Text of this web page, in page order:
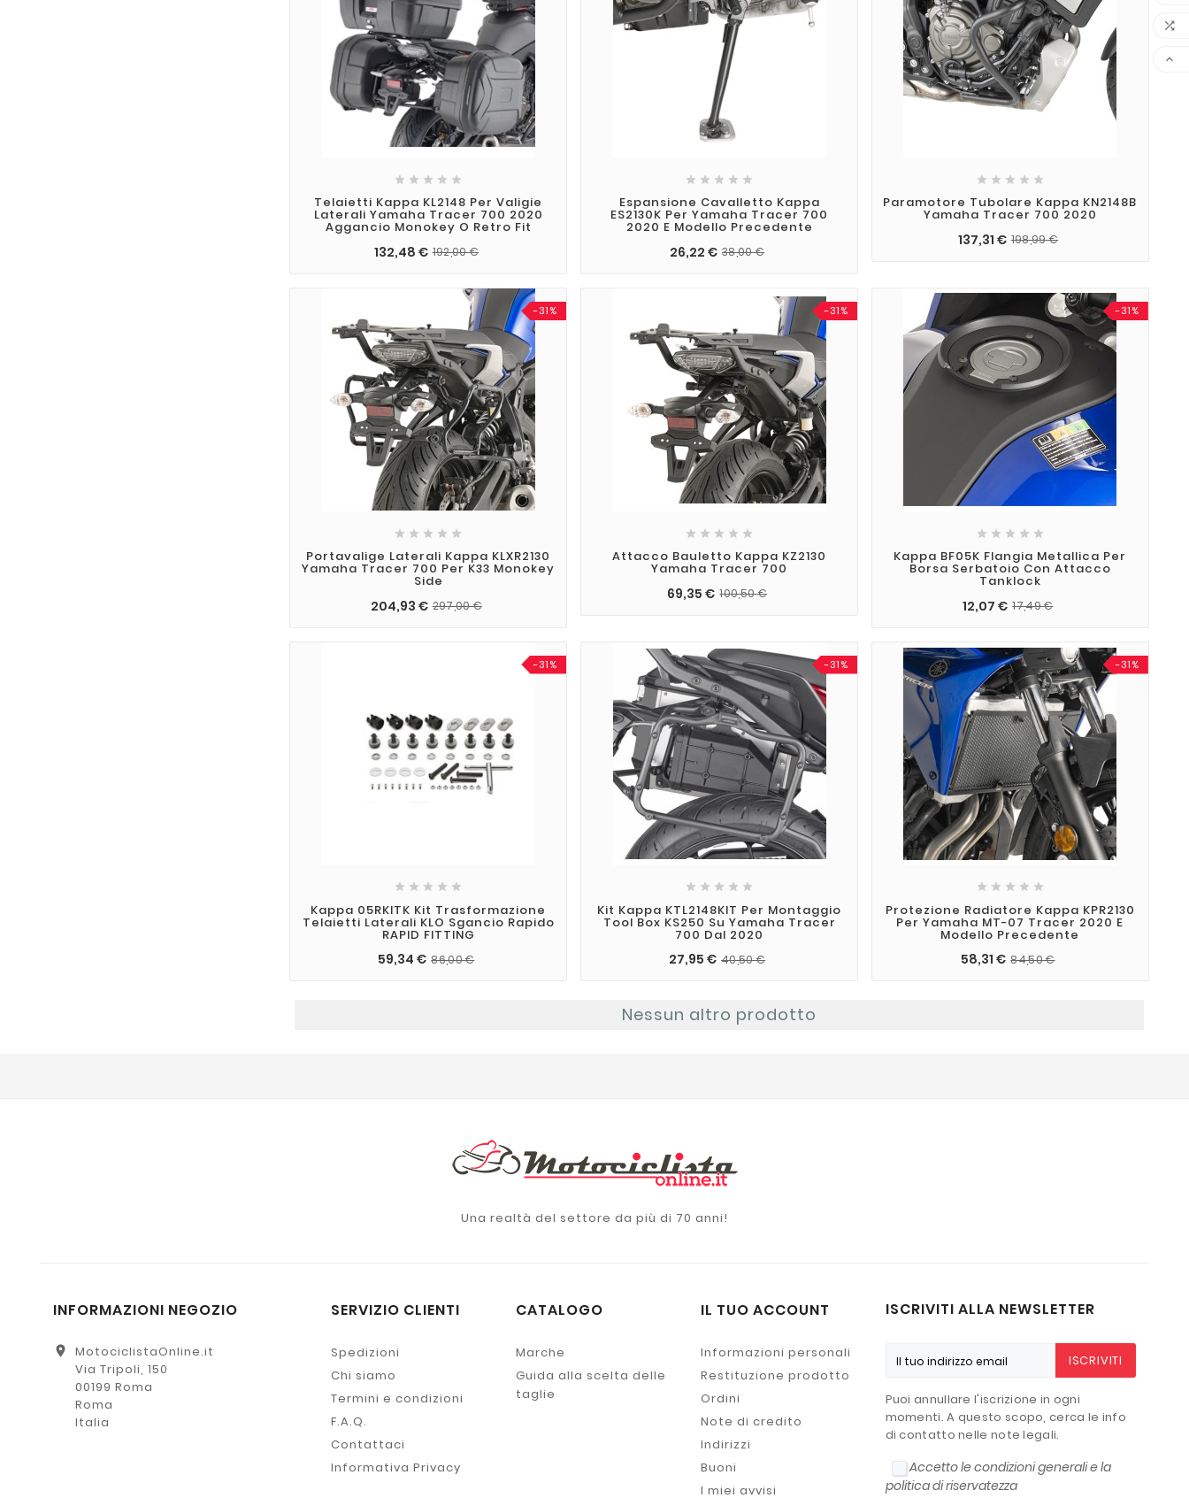
    
Telaietti Kappa KL2148 Per Valigie
Laterali Yamaha Tracer 700 2020
Aggancio Monokey O Retro Fit
132,48 € 192,00 €
    
Espansione Cavalletto Kappa
ES2130K Per Yamaha Tracer 700
2020 E Modello Precedente
26,22 € 38,00 €
    
Paramotore Tubolare Kappa KN2148B
Yamaha Tracer 700 2020
137,31 € 198,99 €
-31%
    
Portavalige Laterali Kappa KLXR2130
Yamaha Tracer 700 Per K33 Monokey
Side
204,93 € 297,00 €
-31%
    
Attacco Bauletto Kappa KZ2130
Yamaha Tracer 700
69,35 € 100,50 €
-31%
    
Kappa BF05K Flangia Metallica Per
Borsa Serbatoio Con Attacco
Tanklock
12,07 € 17,49 €
-31%
    
Kappa 05RKITK Kit Trasformazione
Telaietti Laterali KLO Sgancio Rapido
RAPID FITTING
59,34 € 86,00 €
-31%
    
Kit Kappa KTL2148KIT Per Montaggio
Tool Box KS250 Su Yamaha Tracer
700 Dal 2020
27,95 € 40,50 €
-31%
    
Protezione Radiatore Kappa KPR2130
Per Yamaha MT-07 Tracer 2020 E
Modello Precedente
58,31 € 84,50 €
Nessun altro prodotto
Una realtà del settore da più di 70 anni!
INFORMAZIONI NEGOZIO
location_on
MotociclistaOnline.it
Via Tripoli, 150
00199 Roma
Roma
Italia
SERVIZIO CLIENTI
Spedizioni
Chi siamo
Termini e condizioni
F.A.Q.
Contattaci
Informativa Privacy
CATALOGO
Marche
Guida alla scelta delle
taglie
IL TUO ACCOUNT
Informazioni personali
Restituzione prodotto
Ordini
Note di credito
Indirizzi
Buoni
I miei avvisi
ISCRIVITI ALLA NEWSLETTER
ISCRIVITI
Puoi annullare l'iscrizione in ogni
momenti. A questo scopo, cerca le info
di contatto nelle note legali.
Accetto le condizioni generali e la
politica di riservatezza

